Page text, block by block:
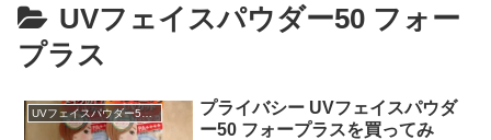
UVフェイスパウダー50 フォー
プラス
UVフェイスパウダー50 フォープラス
プライバシー UVフェイスパウダ
ー50 フォープラスを買ってみ